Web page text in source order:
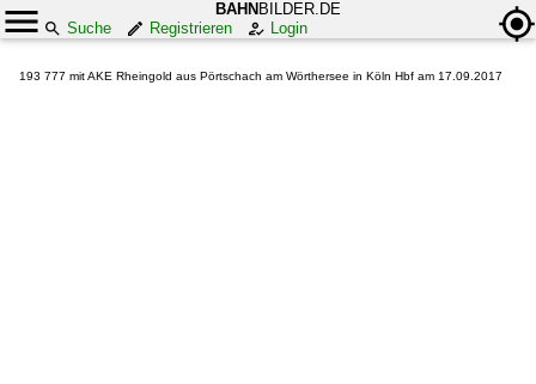
BAHN BILDER.DE
Suche
Registrieren Login
193 777 mit AKE Rheingold aus Pörtschach am Wörthersee in Köln Hbf am 17.09.2017